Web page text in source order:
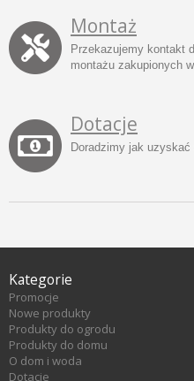
Montaż
Przekazujemy kontakt
montażu zakupionych
Dotacje
Doradzimy jak uzyskać
Kategorie
Promocje
Nowe produkty
Produkty do ogrodu
Produkty do domu
O dom i woda
Dotacje